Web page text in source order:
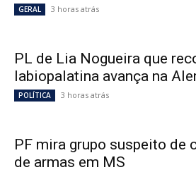
GERAL 3 horas atrás
PL de Lia Nogueira que
labiopalatina avança na
POLÍTICA 3 horas atrás
PF mira grupo suspeito de
de armas em MS